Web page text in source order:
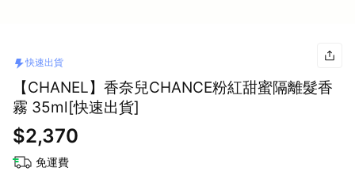
快速出貨
【CHANEL】香奈兒CHANCE粉紅甜蜜隔離髮香
霧 35ml[快速出貨]
$2,370
免運費